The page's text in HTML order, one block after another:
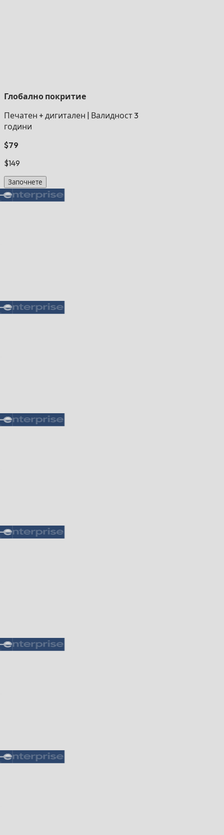
Глобално покритие
Печатен + дигитален
Валидност 3
години
$79
$149
Започнете